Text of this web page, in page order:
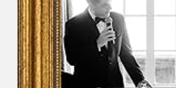
CM),
LUXURIÖSE
ANTIKE